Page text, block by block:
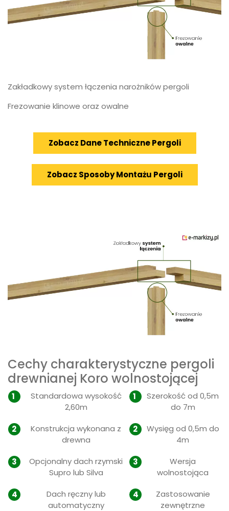
Zakładkowy system łączenia narożników pergoli
Frezowanie klinowe oraz owalne
Zobacz Dane Techniczne Pergoli
Zobacz Sposoby Montażu Pergoli
Cechy charakterystyczne pergoli
drewnianej Koro wolnostojącej
Standardowa wysokość
2,60m
Konstrukcja wykonana z
drewna
Opcjonalny dach rzymski
Supro lub Silva
Dach ręczny lub
automatyczny
Szerokość od 0,5m
do 7m
Wysięg od 0,5m do
4m
Wersja
wolnostojąca
Zastosowanie
zewnętrzne